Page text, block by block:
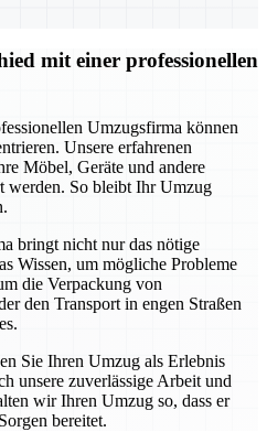
mit einer professionellen
Umzugsfirma können
Unsere erfahrenen
Möbel, Geräte und andere
werden. So bleibt Ihr Umzug
bringt nicht nur das nötige
Wissen, um mögliche Probleme
die Verpackung von
den Transport in engen Straßen
Sie Ihren Umzug als Erlebnis
unsere zuverlässige Arbeit und
wir Ihren Umzug so, dass er
bereitet.